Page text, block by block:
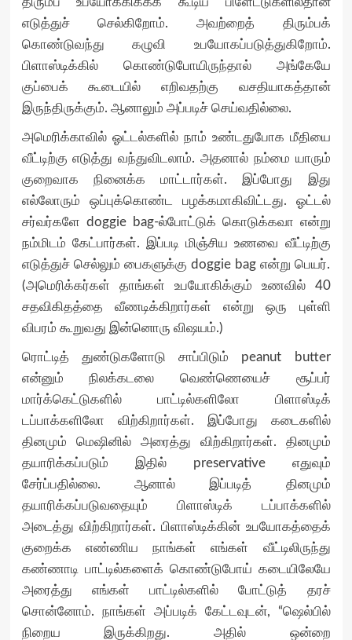
எடுத்துச் செல்கிறோம். அவற்றைத் திரும்பக்
கொண்டுவந்து கழுவி உபயோகப்படுத்துகிறோம்.
பிளாஸ்டிக்கில் கொண்டுபோயிருந்தால் அங்கேயே
குப்பைக் கூடையில் எறிவதற்கு வசதியாகத்தான்
இருந்திருக்கும். ஆனாலும் அப்படிச் செய்வதில்லை.
அமெரிக்காவில் ஓட்டல்களில் நாம் உண்டதுபோக மீதியை
வீட்டிற்கு எடுத்து வந்துவிடலாம். அதனால் நம்மை யாரும்
குறைவாக நினைக்க மாட்டார்கள். இப்போது இது
எல்லோரும் ஒப்புக்கொண்ட பழக்கமாகிவிட்டது. ஓட்டல்
சர்வர்களே doggie bag-ல்போட்டுக் கொடுக்கவா என்று
நம்மிடம் கேட்பார்கள். இப்படி மிஞ்சிய உணவை வீட்டிற்கு
எடுத்துச் செல்லும் பைகளுக்கு doggie bag என்று பெயர்.
(அமெரிக்கர்கள் தாங்கள் உபயோகிக்கும் உணவில் 40
சதவிகிதத்தை வீணடிக்கிறார்கள் என்று ஒரு புள்ளி
விபரம் கூறுவது இன்னொரு விஷயம்.)
ரொட்டித் துண்டுகளோடு சாப்பிடும் peanut butter
என்னும் நிலக்கடலை வெண்ணெயைச் சூப்பர்
மார்க்கெட்டுகளில் பாட்டில்களிலோ பிளாஸ்டிக்
டப்பாக்களிலோ விற்கிறார்கள். இப்போது கடைகளில்
தினமும் மெஷினில் அரைத்து விற்கிறார்கள். தினமும்
தயாரிக்கப்படும் இதில் preservative எதுவும்
சேர்ப்பதில்லை. ஆனால் இப்படித் தினமும்
தயாரிக்கப்படுவதையும் பிளாஸ்டிக் டப்பாக்களில்
அடைத்து விற்கிறார்கள். பிளாஸ்டிக்கின் உபயோகத்தைக்
குறைக்க எண்ணிய நாங்கள் எங்கள் வீட்டிலிருந்து
கண்ணாடி பாட்டில்களைக் கொண்டுபோய் கடையிலேயே
அரைத்து எங்கள் பாட்டில்களில் போட்டுத் தரச்
சொன்னோம். நாங்கள் அப்படிக் கேட்டவுடன், “ஷெல்பில்
நிறைய இருக்கிறது. அதில் ஒன்றை